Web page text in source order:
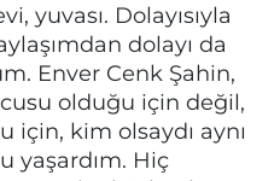
yuvası. Dolayısıyla
dolayı da
Enver Cenk Şahin,
olduğu için değil,
kim olsaydı aynı
yaşardım. Hiç